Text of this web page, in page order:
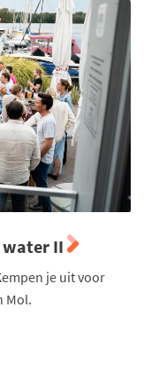
water II
je uit voor
Mol.